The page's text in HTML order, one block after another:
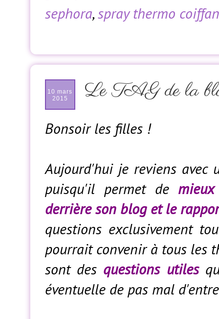
sephora,spray thermo
10 mars
2015
Le TAG de la
Bonsoir les filles !
Aujourd'hui je reviens avec
puisqu'il permet de
derrière son blog et le
questions exclusivement
pourrait convenir à tous les
sont des questions utiles
éventuelle de pas mal